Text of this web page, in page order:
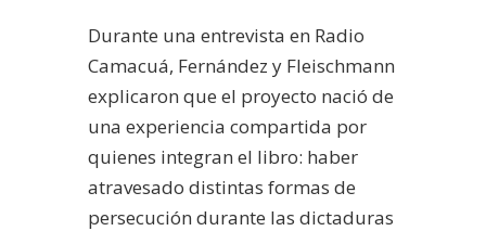
Durante una entrevista en Radio
Camacuá, Fernández y Fleischmann
explicaron que el proyecto nació de
una experiencia compartida por
quienes integran el libro: haber
atravesado distintas formas de
persecución durante las dictaduras